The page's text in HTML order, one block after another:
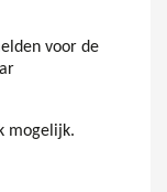
voor de
mogelijk.